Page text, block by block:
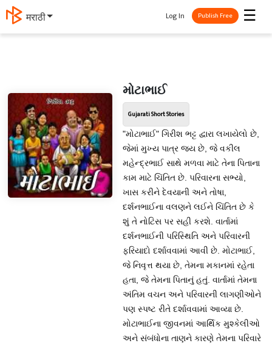
मराठी ☰
Log In Publish Free
મોટાભાઈ
Gujarati Short Stories
"મોટાભાઈ" ગિરીશ ભટ્ટ દ્વારા લખાયેલો છે,
જેમાં મુખ્ય પાત્ર જય છે, જે વકીલ
મહેન્દ્રભાઈ સાથે મળવા માટે તેના પિતાના
કામ માટે ચિંતિત છે. પરિવારના સભ્યો,
ખાસ કરીને દેવયાની અને તોષા,
દર્શનભાઈના વલણને લઈને ચિંતિત છે કે
શું તે નોટિસ પર સહી કરશે. વાર્તામાં
દર્શનભાઈની પરિસ્થિતિ અને પરિવારની
ફરિયાદો દર્શાવવામાં આવી છે. મોટાભાઈ,
જે નિવૃત્ત થયા છે, તેમના મકાનમાં રહેતા
હતા, જે તેમના પિતાનું હતું. વાર્તામાં તેમના
અંતિમ વચન અને પરિવારની લાગણીઓને
પણ સ્પષ્ટ રીતે દર્શાવવામાં આવ્યા છે.
મોટાભાઈના જીવનમાં આર્થિક મુશ્કેલીઓ
અને સંબંધોના તાણને કારણે તેમના પરિવારે